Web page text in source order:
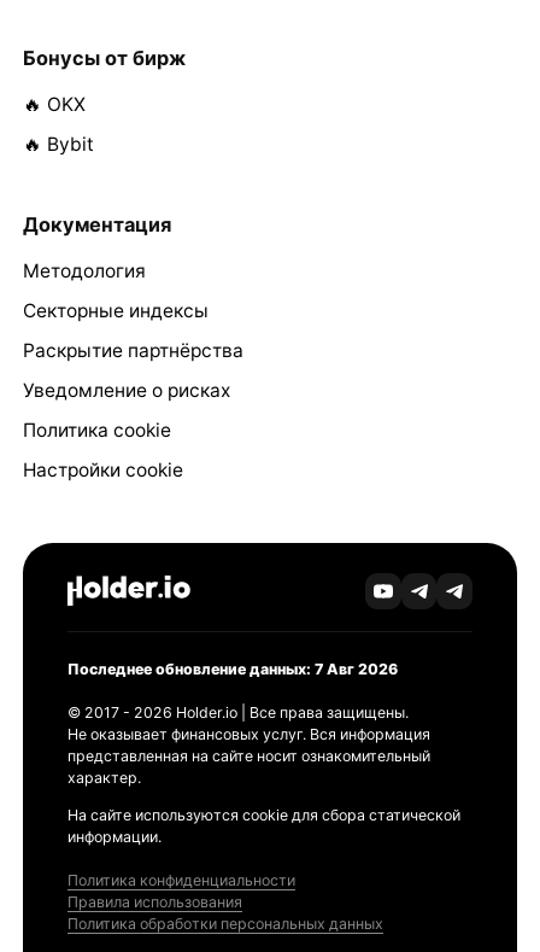
Бонусы от бирж
🔥 OKX
🔥 Bybit
Документация
Методология
Секторные индексы
Раскрытие партнёрства
Уведомление о рисках
Политика cookie
Настройки cookie
Последнее обновление данных: 7 Авг 2026
© 2017 - 2026 Holder.io | Все права защищены.
Не оказывает финансовых услуг. Вся информация
представленная на сайте носит ознакомительный
характер.
На сайте используются cookie для сбора статической
информации.
Политика конфиденциальности
Правила использования
Политика обработки персональных данных